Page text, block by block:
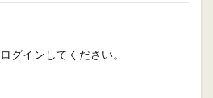
ログイン してください。